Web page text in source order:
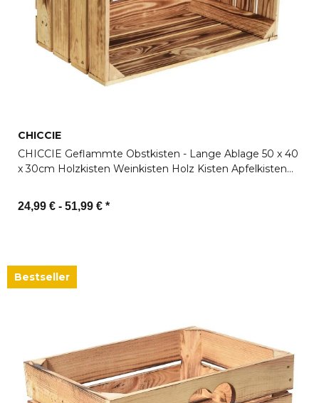
CHICCIE
CHICCIE Geflammte Obstkisten - Lange Ablage 50 x 40
x 30cm Holzkisten Weinkisten Holz Kisten Apfelkisten
24,99 € - 51,99 € *
Bestseller